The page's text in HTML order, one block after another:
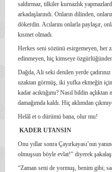
saldırmaz, tilkiler kurnazlık
arkadaşlarındı. Onların dilinden,
dökerdin. Acılarını onlarla paylaşır,
kısmet olmadı.
Herkes seni sözünü esirgemeyen, her
edinmeyen, hiç kimseye
Dağda, Ali seki denilen yerde
uzaktan görmüş, iki yufka ekmeğin
kadar acıktığımı? Nasıl bildin
damağımda kaldı. Hiç aklımdan
Helâl et o dürümü bana, olur mu!
KADER UTANSIN
Onu yıllar sonra Çayırkayası’nın
olmuşsun böyle evlat!” diyerek
“Zaman seni de yormuş, benim gibi;